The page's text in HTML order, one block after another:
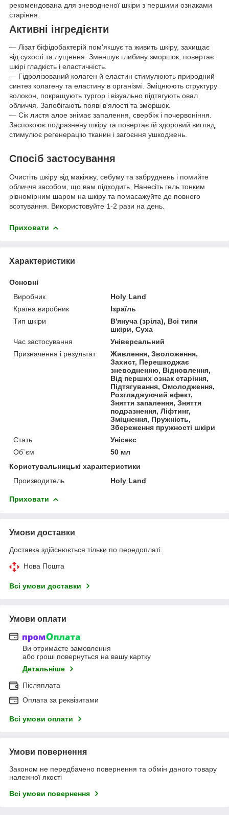
рекомендована для зневодненої шкіри з першими ознаками
старіння.
Активні інгредієнти
— Лізат біфідобактерій пом'якшує та живить шкіру, захищає
від сухості та лущення. Зменшує глибину зморшок, повертає
шкірі гладкість і еластичність.
— Гідролізований колаген й еластин стимулюють природний
синтез колагену та еластину в організмі. Зміцнюють структуру
волокон, покращують тургор і візуально підтягують овал
обличчя. Запобігають появі в'ялості та зморшок.
— Сік листя алое знімає запалення, свербіж і почервоніння.
Заспокоює подразнену шкіру та повертає їй здоровий вигляд,
стимулює регенерацію тканин і загоєння ушкоджень.
Спосіб застосування
Очистіть шкіру від макіяжу, себуму та забруднень і помийте
обличчя засобом, що вам підходить. Нанесіть гель тонким
рівномірним шаром на шкіру та помасажуйте до повного
всотування. Використовуйте 1-2 рази на день.
Приховати
Характеристики
Основні
Виробник
Holy Land
Країна виробник
Ізраїль
Тип шкіри
В'януча (зріла), Всі типи
шкіри, Суха
Час застосування
Універсальний
Призначення і результат
Живлення, Зволоження,
Захист, Перешкоджає
зневодненню, Відновлення,
Від перших ознак старіння,
Підтягування, Омолодження,
Розгладжуючий ефект,
Зняття запалення, Зняття
подразнення, Ліфтинг,
Зміцнення, Пружність,
Збереження пружності шкіри
Стать
Унісекс
Об`єм
50 мл
Користувальницькі характеристики
Производитель
Holy Land
Приховати
Умови доставки
Доставка здійснюється тільки по передоплаті.
Нова Пошта
Всі умови доставки
Умови оплати
Ви отримаєте замовлення
або гроші повернуться на вашу картку
Детальніше
Післяплата
Оплата за реквізитами
Всі умови оплати
Умови повернення
Законом не передбачено повернення та обмін даного товару
належної якості
Всі умови повернення